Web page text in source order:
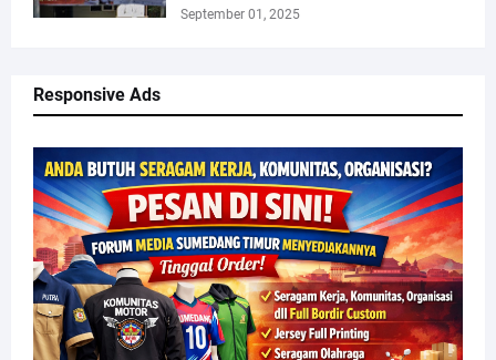
September 01, 2025
Responsive Ads